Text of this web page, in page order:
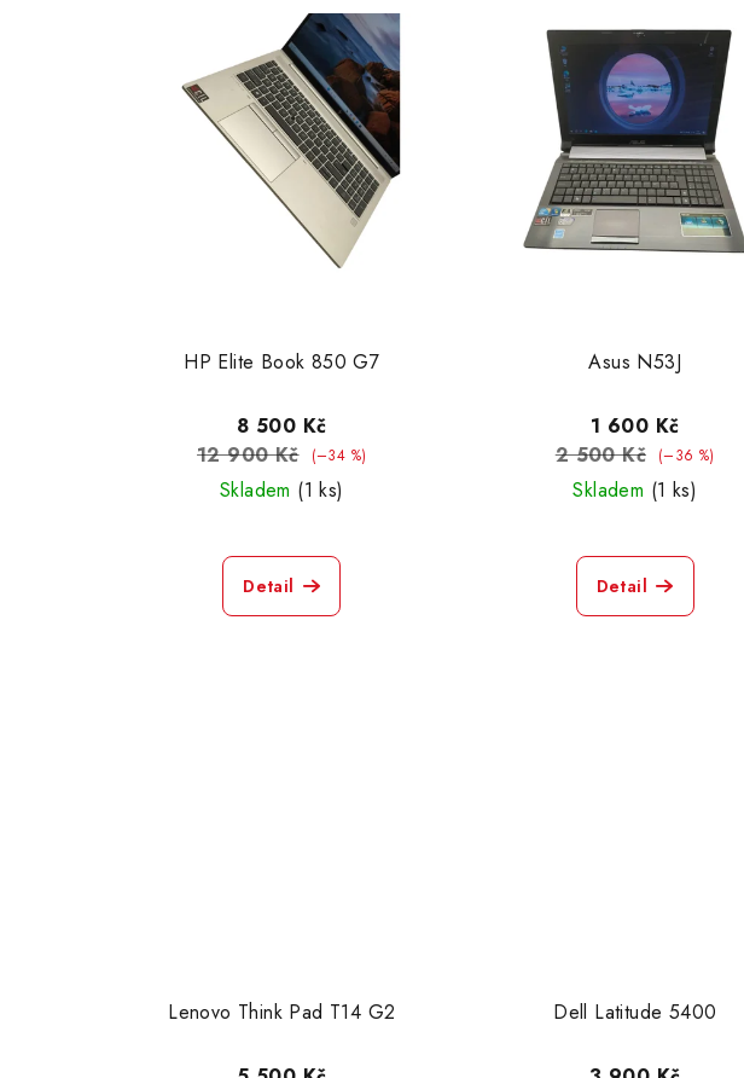
HP Elite Book 850 G7
8 500 Kč
12 900 Kč
(–34 %)
Skladem (1 ks)
Detail
Asus N53J
1 600 Kč
2 500 Kč
(–36 %)
Skladem (1 ks)
Detail
Lenovo Think Pad T14 G2 Dell Latitude 5400